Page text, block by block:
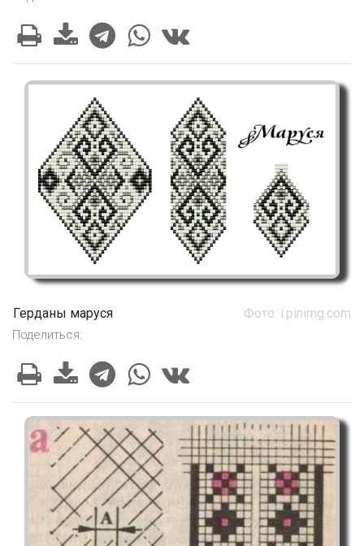
Герданы маруся Фото: i.pinimg.com
Поделиться: